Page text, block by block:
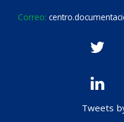
Correo:
Tweets